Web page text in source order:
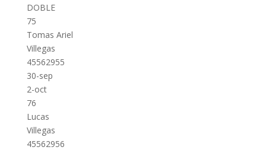
DOBLE
75
Tomas Ariel
Villegas
45562955
30-sep
2-oct
76
Lucas
Villegas
45562956